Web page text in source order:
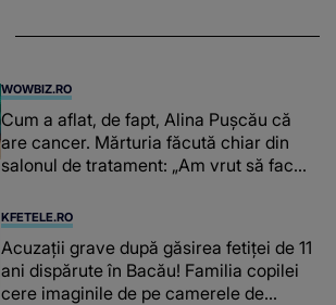
WOWBIZ.RO
Cum a aflat, de fapt, Alina Pușcău că
are cancer. Mărturia făcută chiar din
salonul de tratament: „Am vrut să fac
înțepe sânul”
KFETELE.RO
Acuzații grave după găsirea fetiței de 11
ani dispărute în Bacău! Familia copilei
cere imaginile de pe camerele de